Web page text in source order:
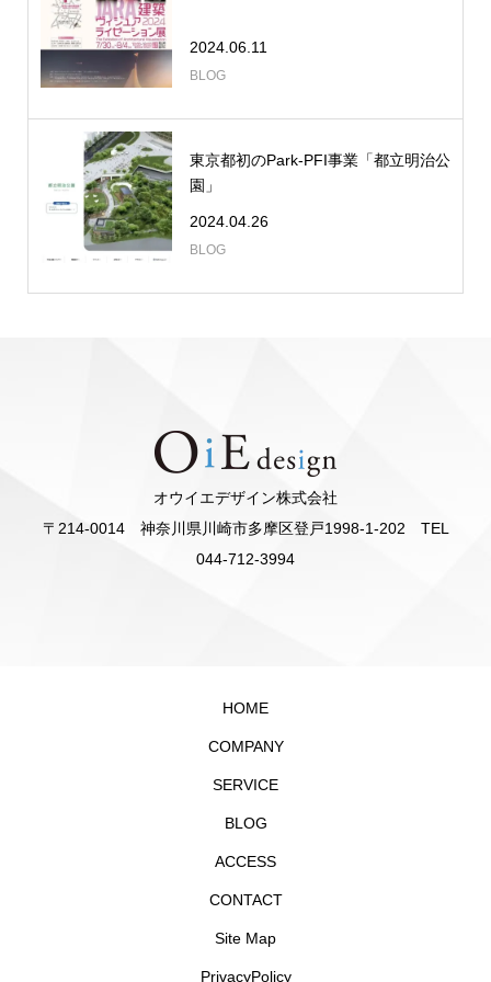
2024.06.11
BLOG
東京都初のPark-PFI事業「都立明治公
園」
2024.04.26
BLOG
オウイエデザイン株式会社
〒214-0014 神奈川県川崎市多摩区登戸1998-1-202 TEL
044-712-3994
HOME
COMPANY
SERVICE
BLOG
ACCESS
CONTACT
Site Map
PrivacyPolicy